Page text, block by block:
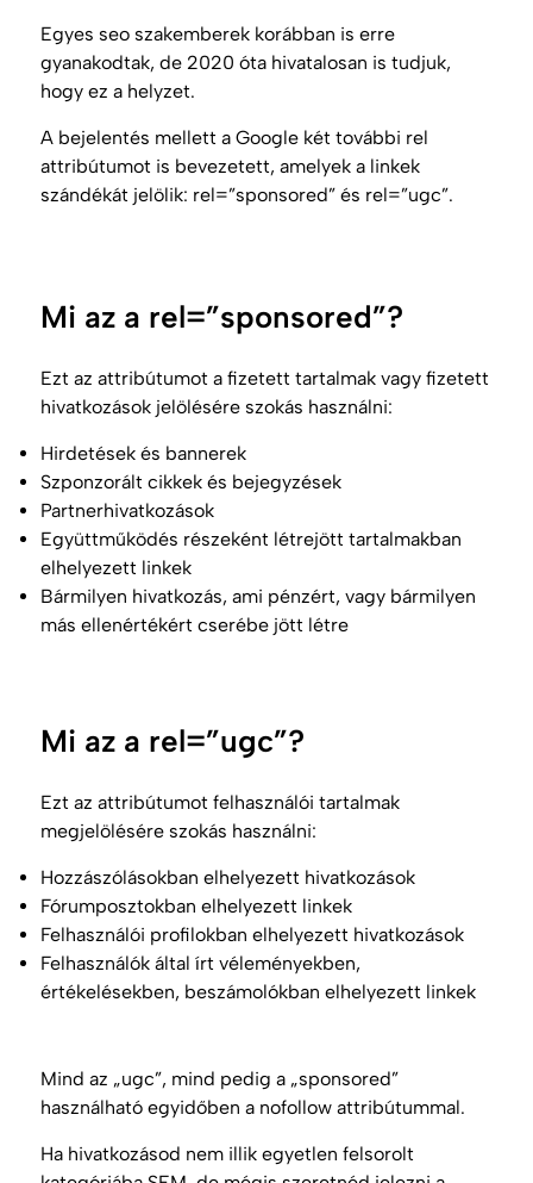
Egyes seo szakemberek korábban is erre
gyanakodtak, de 2020 óta hivatalosan is tudjuk,
hogy ez a helyzet.
A bejelentés mellett a Google két további rel
attribútumot is bevezetett, amelyek a linkek
szándékát jelölik: rel=”sponsored” és rel=”ugc”.
Mi az a rel=”sponsored”?
Ezt az attribútumot a fizetett tartalmak vagy fizetett
hivatkozások jelölésére szokás használni:
Hirdetések és bannerek
Szponzorált cikkek és bejegyzések
Partnerhivatkozások
Együttműködés részeként létrejött tartalmakban
elhelyezett linkek
Bármilyen hivatkozás, ami pénzért, vagy bármilyen
más ellenértékért cserébe jött létre
Mi az a rel=”ugc”?
Ezt az attribútumot felhasználói tartalmak
megjelölésére szokás használni:
Hozzászólásokban elhelyezett hivatkozások
Fórumposztokban elhelyezett linkek
Felhasználói profilokban elhelyezett hivatkozások
Felhasználók által írt véleményekben,
értékelésekben, beszámolókban elhelyezett linkek
Mind az „ugc”, mind pedig a „sponsored”
használható egyidőben a nofollow attribútummal.
Ha hivatkozásod nem illik egyetlen felsorolt